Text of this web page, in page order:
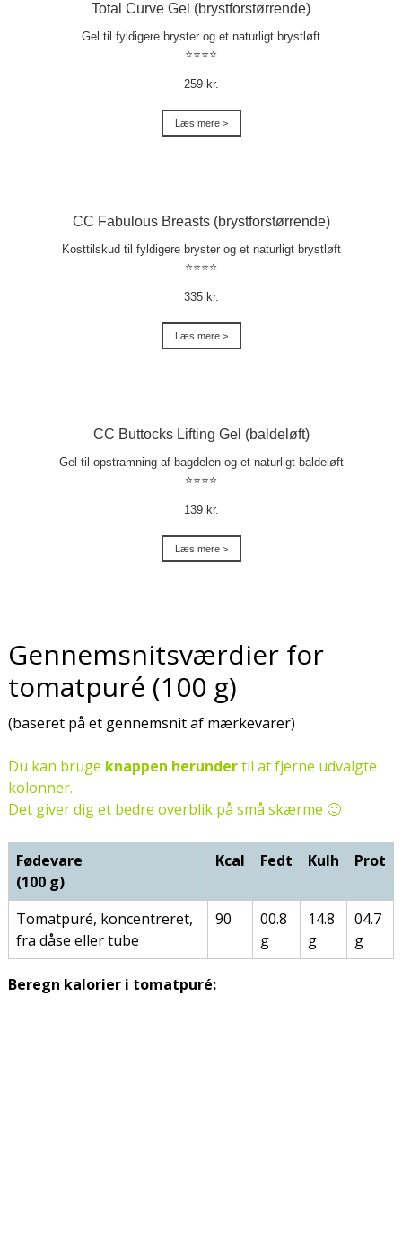
Total Curve Gel (brystforstørrende)
Gel til fyldigere bryster og et naturligt brystløft
⭐⭐⭐⭐
259 kr.
Læs mere >
CC Fabulous Breasts (brystforstørrende)
Kosttilskud til fyldigere bryster og et naturligt brystløft
⭐⭐⭐⭐
335 kr.
Læs mere >
CC Buttocks Lifting Gel (baldeløft)
Gel til opstramning af bagdelen og et naturligt baldeløft
⭐⭐⭐⭐
139 kr.
Læs mere >
Gennemsnitsværdier for
tomatpuré (100 g)
(baseret på et gennemsnit af mærkevarer)
Du kan bruge knappen herundertil at fjerne udvalgte
kolonner.
Det giver dig et bedre overblik på små skærme 🙂
Fødevare
(100 g)
Kcal Fedt Kulh Prot
Tomatpuré, koncentreret,
fra dåse eller tube
90
00.8
g
14.8
g
04.7
g
Beregn kalorier i tomatpuré: